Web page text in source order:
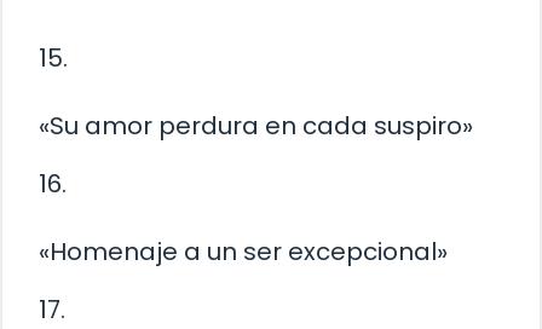
15.
«Su amor perdura en cada suspiro»
16.
«Homenaje a un ser excepcional»
17.